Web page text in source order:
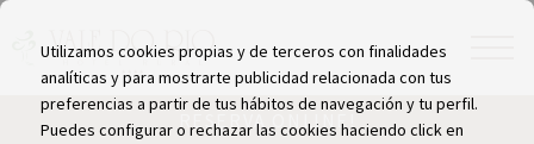
RESERVA ONLINE!
Utilizamos cookies propias y de terceros con finalidades
analíticas y para mostrarte publicidad relacionada con tus
preferencias a partir de tus hábitos de navegación y tu perfil.
Puedes configurar o rechazar las cookies haciendo click en